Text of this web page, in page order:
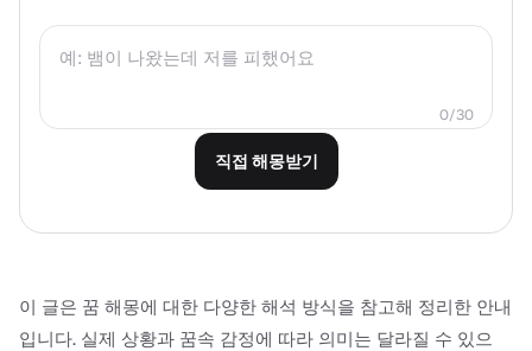
0/30
직접 해몽받기
이 글은 꿈 해몽에 대한 다양한 해석 방식을 참고해 정리한 안내
입니다. 실제 상황과 꿈속 감정에 따라 의미는 달라질 수 있으